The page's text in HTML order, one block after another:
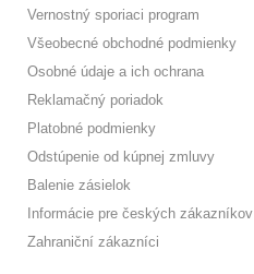
Vernostný sporiaci program
Všeobecné obchodné podmienky
Osobné údaje a ich ochrana
Reklamačný poriadok
Platobné podmienky
Odstúpenie od kúpnej zmluvy
Balenie zásielok
Informácie pre českých zákazníkov
Zahraniční zákazníci